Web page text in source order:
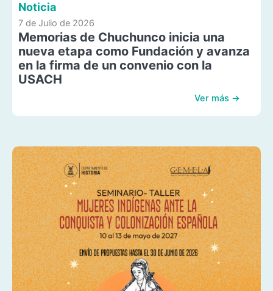
Noticia
7 de Julio de 2026
Memorias de Chuchunco inicia una
nueva etapa como Fundación y avanza
en la firma de un convenio con la
USACH
Ver más →